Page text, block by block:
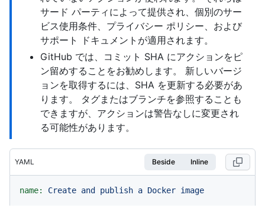
サード パーティによって提供され、個別のサー
ビス使用条件、プライバシー ポリシー、および
サポート ドキュメントが適用されます。
GitHub では、コミット SHA にアクションをピ
ン留めすることをお勧めします。 新しいバージ
ョンを取得するには、SHA を更新する必要があ
ります。 タグまたはブランチを参照することも
できますが、アクションは警告なしに変更され
る可能性があります。
YAML Beside Inline
name: Create and publish a Docker image